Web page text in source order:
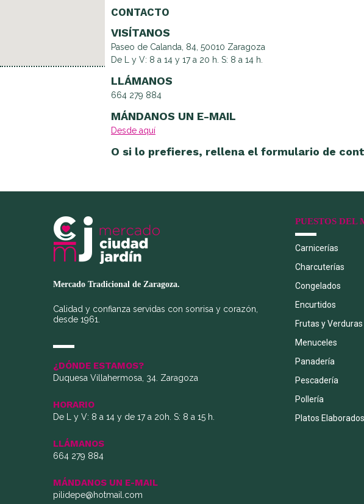
CONTACTO
VISÍTANOS
Paseo de Calanda, 84, 50010 Zaragoza
De L y V: 8 a 14 y 17 a 20 h. S: 8 a 14 h.
LLÁMANOS
664 279 884
MÁNDANOS UN E-MAIL
Desde aquí
O si lo prefieres, rellena el formulario de
Mercado Tradicional de Zaragoza.
Calidad y confianza servidas con sonrisa y corazón,
desde 1961.
¿DÓNDE ESTAMOS?
Duquesa Villahermosa, 34. Zaragoza
HORARIO
De L y V: 8 a 14 y de 17 a 20h. S: 8 a 15 h.
LLÁMANOS
664 279 884
MÁNDANOS UN E-MAIL
pilidepe@hotmail.com
PUESTOS DEL
Carnicerías
Charcuterías
Congelados
Encurtidos
Frutas y Verduras
Menuceles
Panadería
Pescadería
Pollería
Platos Elaborados